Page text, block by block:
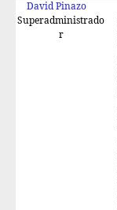
David Pinazo
Superadministrado
r